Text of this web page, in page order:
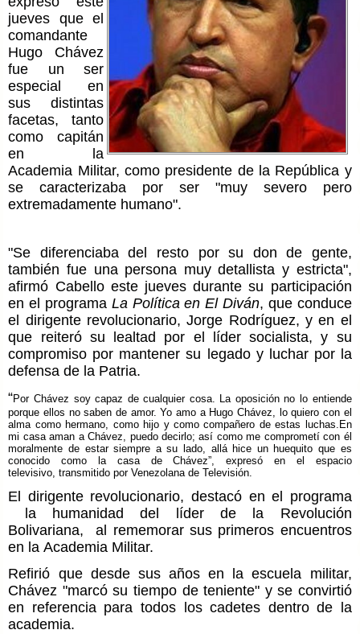
jueves que el
comandante
Hugo Chávez
fue un ser
especial en
sus distintas
facetas, tanto
como capitán
en la
Academia Militar, como presidente de la República y
se caracterizaba por ser "muy severo pero
extremadamente humano".
"Se diferenciaba del resto por su don de gente,
también fue una persona muy detallista y estricta",
afirmó Cabello este jueves durante su participación
en el programa La Política en El Diván, que conduce
el dirigente revolucionario, Jorge Rodríguez, y en el
que reiteró su lealtad por el líder socialista, y su
compromiso por mantener su legado y luchar por la
defensa de la Patria.
“Por Chávez soy capaz de cualquier cosa. La oposición no lo entiende
porque ellos no saben de amor. Yo amo a Hugo Chávez, lo quiero con el
alma como hermano, como hijo y como compañero de estas luchas.En
mi casa aman a Chávez, puedo decirlo; así como me comprometí con él
moralmente de estar siempre a su lado, allá hice un huequito que es
conocido como la casa de Chávez”, expresó en el espacio
televisivo, transmitido por Venezolana de Televisión.
El dirigente revolucionario, destacó en el programa
la humanidad del líder de la Revolución
Bolivariana, al rememorar sus primeros encuentros
en la Academia Militar.
Refirió que desde sus años en la escuela militar,
Chávez "marcó su tiempo de teniente" y se convirtió
en referencia para todos los cadetes dentro de la
academia.